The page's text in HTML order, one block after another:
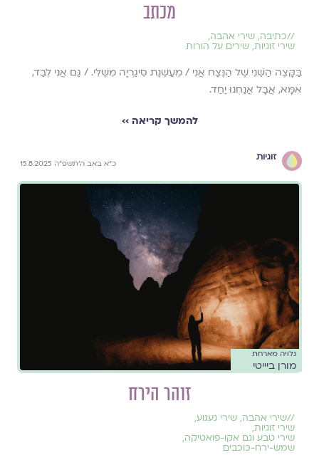
מכתב
//כתיבה, שירי אהבה,
שירי זוגיות, שירים על הורות
בַּקָּצֶה הַשֵּׁנִי שֶׁל הַנֶּצַח אֲנִי / מְעַשֶּׁנֶת סִיגַרְיָה מִשֶּׁלִּי. / גַּם אֲנִי לְבַד,
אִמָּא, אֲבָל אֲנַחְנוּ יַחַד.
להמשך קריאה ››
זוגיות
כ״א באב ה׳תשפ״ה 15.8.2025
גלויה מארחת
מורן ביייטי
זוהר הירח
//שירי אהבה, שירי געגוע,
שירי זוגיות,
שירי טבע וגם אקו-פואטיקה,
שמש-ירח-כוכבים